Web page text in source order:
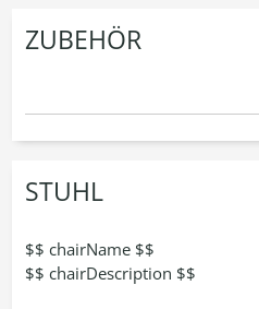
ZUBEHÖR
STUHL
$$ chairName $$
$$ chairDescription $$